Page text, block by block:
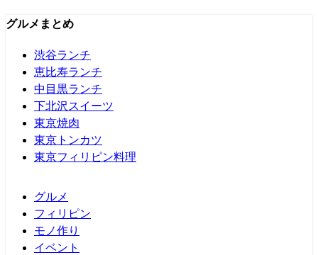
グルメまとめ
渋谷ランチ
恵比寿ランチ
中目黒ランチ
下北沢スイーツ
東京焼肉
東京トンカツ
東京フィリピン料理
グルメ
フィリピン
モノ作り
イベント